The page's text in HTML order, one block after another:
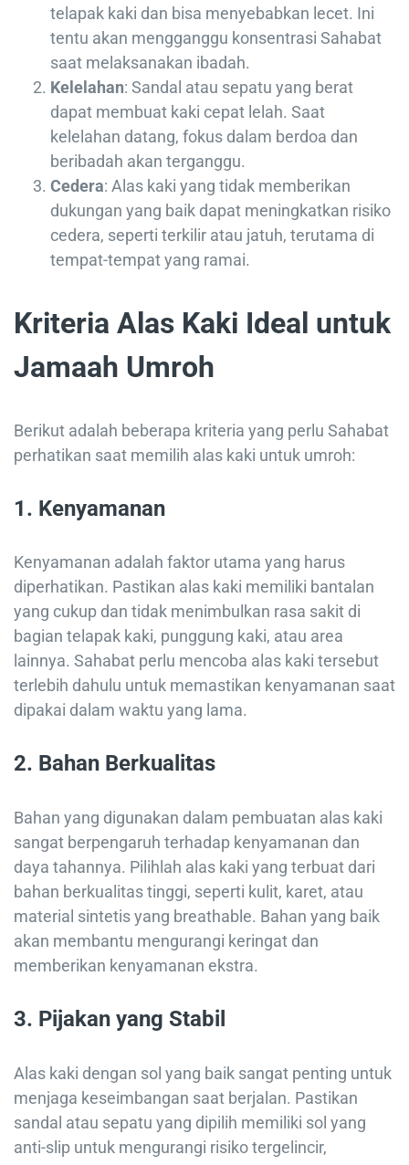
telapak kaki dan bisa menyebabkan lecet. Ini
tentu akan mengganggu konsentrasi Sahabat
saat melaksanakan ibadah.
Kelelahan: Sandal atau sepatu yang berat
dapat membuat kaki cepat lelah. Saat
kelelahan datang, fokus dalam berdoa dan
beribadah akan terganggu.
Cedera: Alas kaki yang tidak memberikan
dukungan yang baik dapat meningkatkan risiko
cedera, seperti terkilir atau jatuh, terutama di
tempat-tempat yang ramai.
Kriteria Alas Kaki Ideal untuk
Jamaah Umroh
Berikut adalah beberapa kriteria yang perlu Sahabat
perhatikan saat memilih alas kaki untuk umroh:
1. Kenyamanan
Kenyamanan adalah faktor utama yang harus
diperhatikan. Pastikan alas kaki memiliki bantalan
yang cukup dan tidak menimbulkan rasa sakit di
bagian telapak kaki, punggung kaki, atau area
lainnya. Sahabat perlu mencoba alas kaki tersebut
terlebih dahulu untuk memastikan kenyamanan saat
dipakai dalam waktu yang lama.
2. Bahan Berkualitas
Bahan yang digunakan dalam pembuatan alas kaki
sangat berpengaruh terhadap kenyamanan dan
daya tahannya. Pilihlah alas kaki yang terbuat dari
bahan berkualitas tinggi, seperti kulit, karet, atau
material sintetis yang breathable. Bahan yang baik
akan membantu mengurangi keringat dan
memberikan kenyamanan ekstra.
3. Pijakan yang Stabil
Alas kaki dengan sol yang baik sangat penting untuk
menjaga keseimbangan saat berjalan. Pastikan
sandal atau sepatu yang dipilih memiliki sol yang
anti-slip untuk mengurangi risiko tergelincir,